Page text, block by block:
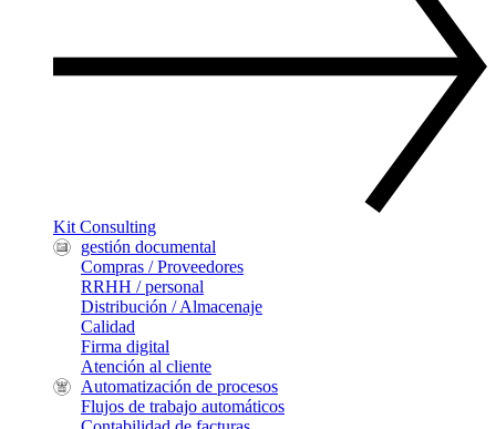
Kit Consulting
gestión documental
Compras / Proveedores
RRHH / personal
Distribución / Almacenaje
Calidad
Firma digital
Atención al cliente
Automatización de procesos
Flujos de trabajo automáticos